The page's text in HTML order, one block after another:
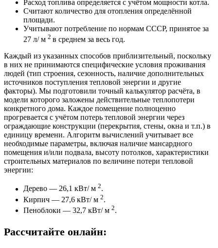
Расход топлива определяется с учётом мощности котла.
Считают количество для отопления определённой
площади.
Учитывают потребление по нормам СССР, принятое за
27 л/ м 2 в среднем за весь год.
Каждый из указанных способов приблизительный, поскольку
в них не принимаются специфические условия проживания
людей (тип строения, сезонность, наличие дополнительных
источников поступления тепловой энергии и другие
факторы). Мы подготовили точный калькулятор расчёта, в
модели которого заложены действительные теплопотери
конкретного дома. Каждое помещение полноценно
прогревается с учётом потерь тепловой энергии через
ограждающие конструкции (перекрытия, стены, окна и т.п.) в
единицу времени. Алгоритм вычислений учитывает все
необходимые параметры, включая наличие мансардного
помещения и/или подвала, высоту потолков, характеристики
строительных материалов по величине потери тепловой
энергии:
Дерево — 26,1 кВт/ м 2.
Кирпич — 27,6 кВт/ м 2.
Пеноблоки — 32,7 кВт/ м 2.
Рассчитайте онлайн: